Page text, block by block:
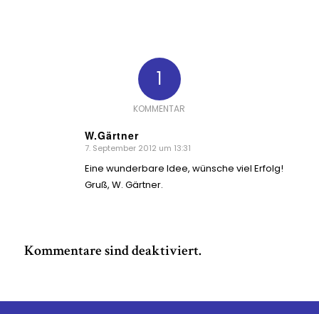
1
KOMMENTAR
W.Gärtner
sagte:
7. September 2012 um 13:31
Eine wunderbare Idee, wünsche viel Erfolg!
Gruß, W. Gärtner.
Kommentare sind deaktiviert.